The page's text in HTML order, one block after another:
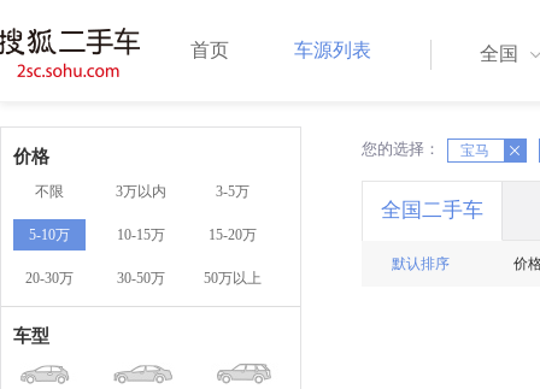
首页 车源列表 全国
价格
不限 3万以内 3-5万
5-10万 10-15万 15-20万
20-30万 30-50万 50万以上
车型
您的选择： 宝马
X X
全国二手车
默认排序 价